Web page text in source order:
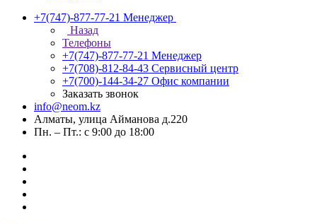
+7(747)-877-77-21 Менеджер
Назад
Телефоны
+7(747)-877-77-21 Менеджер
+7(708)-812-84-43 Сервисный центр
+7(700)-144-34-27 Офис компании
Заказать звонок
info@neom.kz
Алматы, улица Айманова д.220
Пн. – Пт.: с 9:00 до 18:00